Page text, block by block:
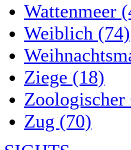
Wattenmeer
Weiblich (74)
Ziege (18)
Zoologischer
Zug (70)